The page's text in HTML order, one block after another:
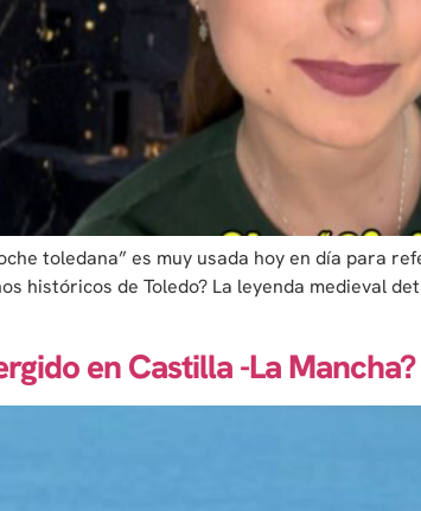
toledana” es muy usada hoy en día para
históricos de Toledo? La leyenda medieval
en Castilla -La Mancha?